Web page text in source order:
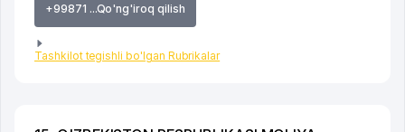
+99871 ...Qo'ng'iroq qilish
Tashkilot tegishli bo'lgan Rubrikalar